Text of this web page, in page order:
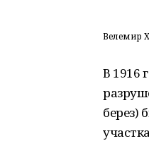
Велемир
В 1916
берез)